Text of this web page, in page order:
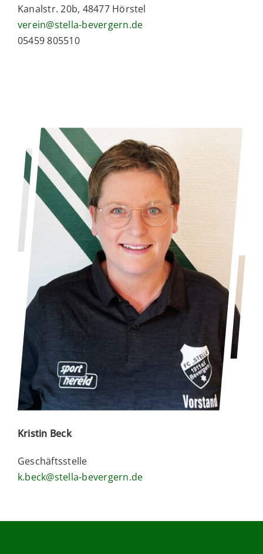
Kanalstr. 20b, 48477 Hörstel
verein@stella-bevergern.de
05459 805510
Kristin Beck
Geschäftsstelle
k.beck@stella-bevergern.de